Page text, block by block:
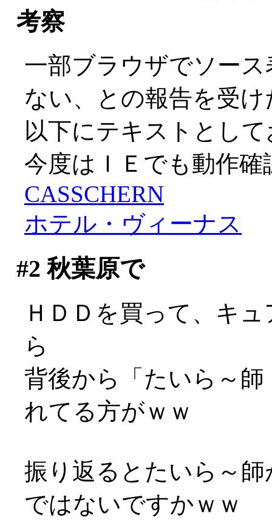
考察
一部ブラウザでソー
ない、との報告を受
以下にテキストとし
今度はＩＥでも動作
CASSCHERN
ホテル・ヴィーナス
#2 秋葉原で
ＨＤＤを買って、キ
ら
背後から「たいら～
れてる方がｗｗ
振り返るとたいら～
ではないですかｗｗ